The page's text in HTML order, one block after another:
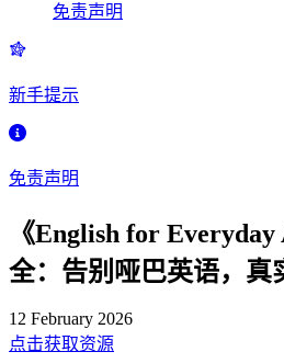
免责声明
新手提示
免责声明
《English for
全：告别哑巴英语，真
12 February 2026
点击获取资源